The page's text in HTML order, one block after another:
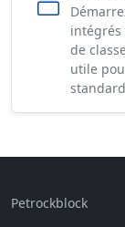
intégrés
de
utile
Petrockblock